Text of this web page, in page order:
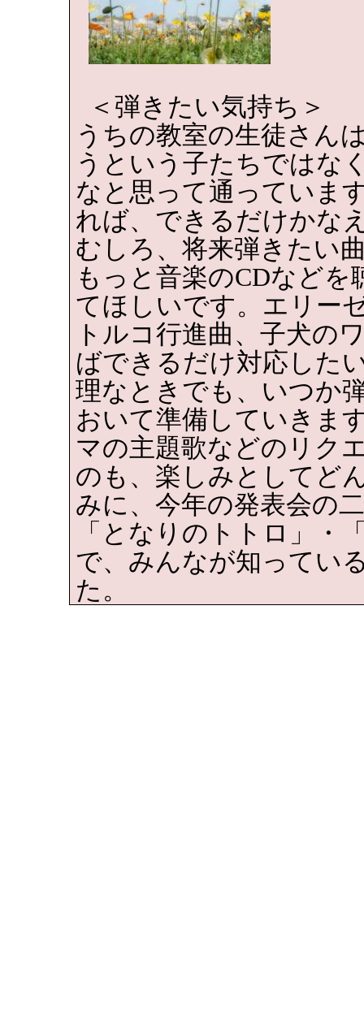
＜弾きたい気持ち＞
うちの教室の生徒さん
うという子たちではな
なと思って通っていま
れば、できるだけかな
むしろ、将来弾きたい
もっと音楽のCDなどを
てほしいです。エリー
トルコ行進曲、子犬の
ばできるだけ対応した
理なときでも、いつか
おいて準備していきま
マの主題歌などのリク
のも、楽しみとしてど
みに、今年の発表会の
「となりのトトロ」・
で、みんなが知ってい
た。